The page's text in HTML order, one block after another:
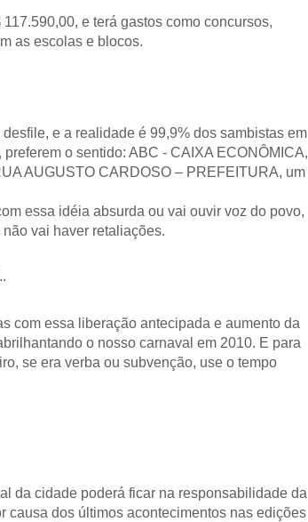
e terá gastos como concursos,
as escolas e blocos.
e a realidade é 99,9% dos sambistas em
o sentido: ABC - CAIXA ECONÔMICA,
AUGUSTO CARDOSO – PREFEITURA, um
essa idéia absurda ou vai ouvir voz do povo,
vai haver retaliações.
com essa liberação antecipada e aumento da
o nosso carnaval em 2010. E para
se era verba ou subvenção, use o tempo
da cidade poderá ficar na responsabilidade da
causa dos últimos acontecimentos nas edições